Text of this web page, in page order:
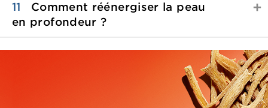
11
Comment réénergiser la peau
en profondeur ?